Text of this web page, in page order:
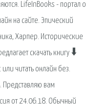
LifeInBooks - портал о
на сайте. Эпический
Харпер. Исторические
скачать книгу 🠳
читать онлайн без.
Представляю вам
от 24.06.18. Обычный